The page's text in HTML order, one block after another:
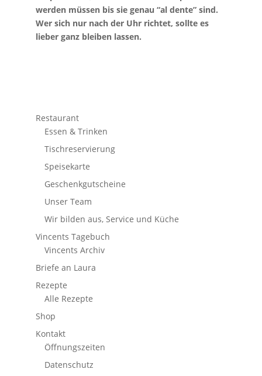
werden müssen bis sie genau “al dente” sind.
Wer sich nur nach der Uhr richtet, sollte es
lieber ganz bleiben lassen.
Restaurant
Essen & Trinken
Tischreservierung
Speisekarte
Geschenkgutscheine
Unser Team
Wir bilden aus, Service und Küche
Vincents Tagebuch
Vincents Archiv
Briefe an Laura
Rezepte
Alle Rezepte
Shop
Kontakt
Öffnungszeiten
Datenschutz